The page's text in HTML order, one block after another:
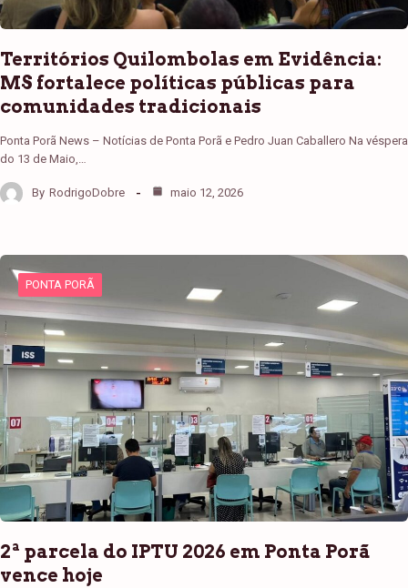
Territórios Quilombolas em Evidência:
MS fortalece políticas públicas para
comunidades tradicionais
Ponta Porã News – Notícias de Ponta Porã e Pedro Juan Caballero Na véspera
do 13 de Maio,…
By RodrigoDobre maio 12, 2026
PONTA PORÃ
2ª parcela do IPTU 2026 em Ponta Porã
vence hoje